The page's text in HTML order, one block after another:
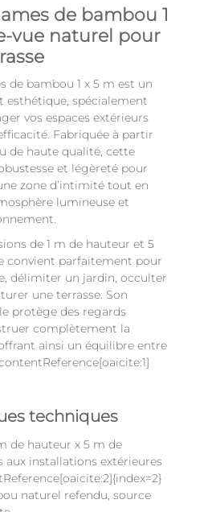
de bambou 1
vue naturel pour
de bambou 1 x 5 m est un
esthétique, spécialement
vos espaces extérieurs
Fabriquée à partir
de haute qualité, cette
et légèreté pour
zone d’intimité tout en
lumineuse et
de 1 m de hauteur et 5
convient parfaitement pour
délimiter un jardin, occulter
une terrasse. Son
protège des regards
complètement la
ainsi un équilibre entre
techniques
de hauteur x 5 m de
aux installations extérieures
naturel refendu, source